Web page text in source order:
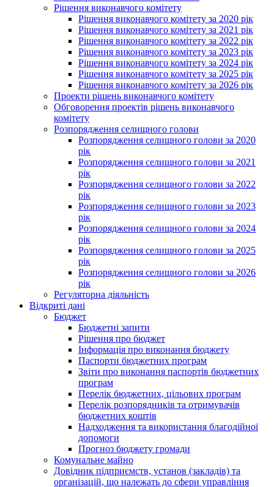
Рішення виконавчого комітету
Рішення виконавчого комітету за 2020 рік
Рішення виконавчого комітету за 2021 рік
Рішення виконавчого комітету за 2022 рік
Рішення виконавчого комітету за 2023 рік
Рішення виконавчого комітету за 2024 рік
Рішення виконавчого комітету за 2025 рік
Рішення виконавчого комітету за 2026 рік
Проекти рішень виконавчого комітету
Обговорення проектів рішень виконавчого
комітету
Розпорядження селищного голови
Розпорядження селищного голови за 2020
рік
Розпорядження селищного голови за 2021
рік
Розпорядження селищного голови за 2022
рік
Розпорядження селищного голови за 2023
рік
Розпорядження селищного голови за 2024
рік
Розпорядження селищного голови за 2025
рік
Розпорядження селищного голови за 2026
рік
Регуляторна діяльність
Відкриті дані
Бюджет
Бюджетні запити
Рішення про бюджет
Інформація про виконання бюджету
Паспорти бюджетних програм
Звіти про виконання паспортів бюджетних
програм
Перелік бюджетних, цільових програм
Перелік розпорядників та отримувачів
бюджетних коштів
Надходження та використання благодійної
допомоги
Прогноз бюджету громади
Комунальне майно
Довідник підприємств, установ (закладів) та
організацій, що належать до сфери управління